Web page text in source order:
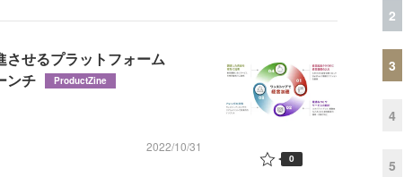
せるプラットフォーム
ンチ
ProductZine
2022/10/31
0
2
3
4
5